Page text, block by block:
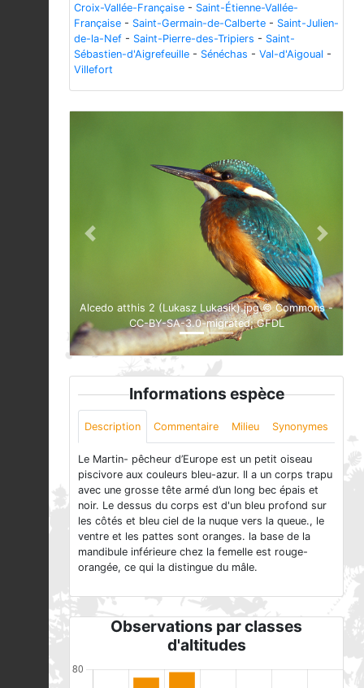
Croix-Vallée-Française - Saint-Étienne-Vallée-
Française - Saint-Germain-de-Calberte - Saint-Julien-
de-la-Nef - Saint-Pierre-des-Tripiers - Saint-
Sébastien-d'Aigrefeuille - Sénéchas - Val-d'Aigoual -
Villefort
Alcedo atthis 2 (Lukasz Lukasik).jpg © Commons -
CC-BY-SA-3.0-migrated; GFDL
Previous Next
Informations espèce
Description Commentaire Milieu Synonymes
Le Martin- pêcheur d’Europe est un petit oiseau
piscivore aux couleurs bleu-azur. Il a un corps trapu
avec une grosse tête armé d’un long bec épais et
noir. Le dessus du corps est d'un bleu profond sur
les côtés et bleu ciel de la nuque vers la queue., le
ventre et les pattes sont oranges. la base de la
mandibule inférieure chez la femelle est rouge-
orangée, ce qui la distingue du mâle.
Observations par classes
d'altitudes